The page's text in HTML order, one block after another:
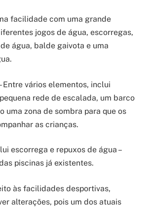
facilidade com uma grande
jogos de água, escorregas,
água, balde gaivota e uma
Entre vários elementos, inclui
rede de escalada, um barco
uma zona de sombra para que os
as crianças.
escorrega e repuxos de água –
piscinas já existentes.
às facilidades desportivas,
alterações, pois um dos atuais